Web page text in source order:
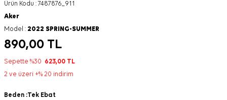
Ürün Kodu :7487876_911
Aker
Model : 2022 SPRING-SUMMER
890,00 TL
Sepette %30 623,00 TL
2 ve üzeri +% 20 indirim
Beden :Tek Ebat